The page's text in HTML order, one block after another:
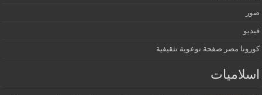
صور
فيديو
كورونا مصر صفحة توعوية تثقيفية
اسلاميات